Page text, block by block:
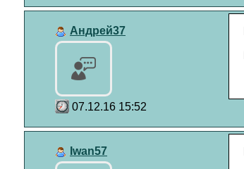
Андрей37
07.12.16 15:52
Iwan57